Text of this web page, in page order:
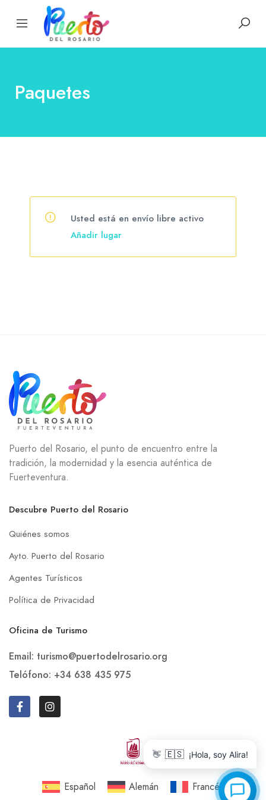
Paquetes
Usted está en envío libre activo
Añadir lugar
Puerto del Rosario, el punto de encuentro entre la
tradición, la modernidad y la esencia auténtica de
Fuerteventura.
Descubre Puerto del Rosario
Quiénes somos
Ayto. Puerto del Rosario
Agentes Turísticos
Política de Privacidad
Oficina de Turismo
Email: turismo@puertodelrosario.org
Telófono: +34 638 435 975
Español Alemán Francés
👋 🇪🇸 ¡Hola, soy Alira!